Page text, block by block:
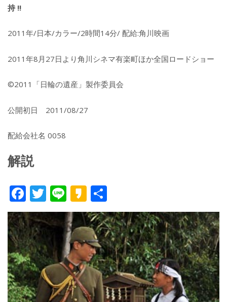
持 !!
2011年/日本/カラー/2時間14分/ 配給:角川映画
2011年8月27日より角川シネマ有楽町ほか全国ロードショー
©2011「日輪の遺産」製作委員会
公開初日 2011/08/27
配給会社名 0058
解説
F
ac
e
b
o
o
k
T
w
itt
er
Li
n
e
K
a
k
a
o
有